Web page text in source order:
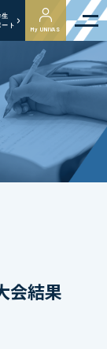
生
ト
My UNIVAS
会結果